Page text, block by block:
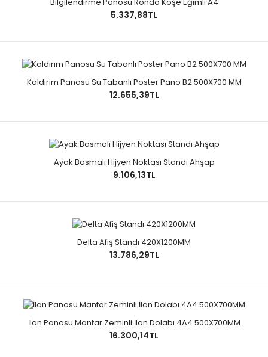
5.337,88TL
Kaldırım Panosu Su Tabanlı Poster Pano B2 500X700 MM
12.655,39TL
Ayak Basmalı Hijyen Noktası Standı Ahşap
9.106,13TL
Delta Afiş Standı 420X1200MM
13.786,29TL
İlan Panosu Mantar Zeminli İlan Dolabı 4A4 500X700MM
16.300,14TL